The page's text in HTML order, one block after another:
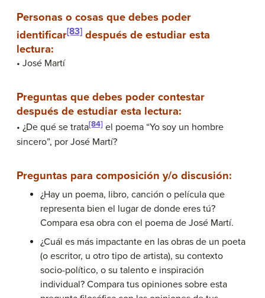
Personas o cosas que debes poder
identificar[83] después de estudiar esta
lectura:
• José Martí
Preguntas que debes poder contestar
después de estudiar esta lectura:
• ¿De qué se trata[84] el poema “Yo soy un hombre
sincero”, por José Martí?
Preguntas para composición y/o discusión:
¿Hay un poema, libro, canción o película que
representa bien el lugar de donde eres tú?
Compara esa obra con el poema de José Martí.
¿Cuál es más impactante en las obras de un poeta
(o escritor, u otro tipo de artista), su contexto
socio-político, o su talento e inspiración
individual? Compara tus opiniones sobre esta